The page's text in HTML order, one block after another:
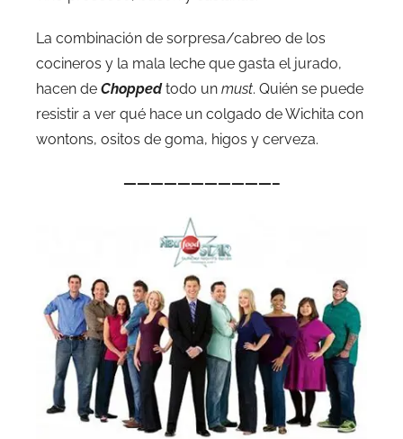
La combinación de sorpresa/cabreo de los
cocineros y la mala leche que gasta el jurado,
hacen de Choppedtodo un must. Quién se puede
resistir a ver qué hace un colgado de Wichita con
wontons, ositos de goma, higos y cerveza.
———————————–